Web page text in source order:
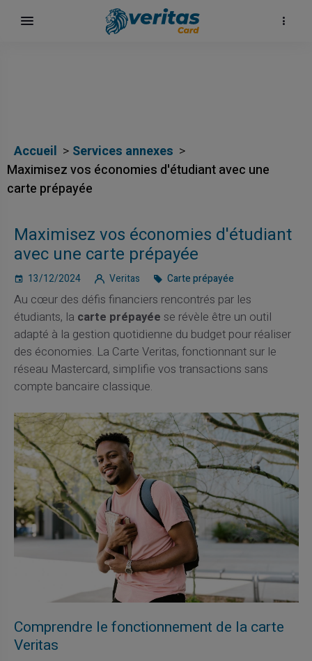
Accueil
Services annexes
Maximisez vos économies d'étudiant avec une
carte prépayée
Maximisez vos économies d'étudiant
avec une carte prépayée
13/12/2024 Veritas Carte prépayée
Au cœur des défis financiers rencontrés par les
étudiants, la carte prépayée se révèle être un outil
adapté à la gestion quotidienne du budget pour réaliser
des économies. La Carte Veritas, fonctionnant sur le
réseau Mastercard, simplifie vos transactions sans
compte bancaire classique.
Comprendre le fonctionnement de la carte
Veritas